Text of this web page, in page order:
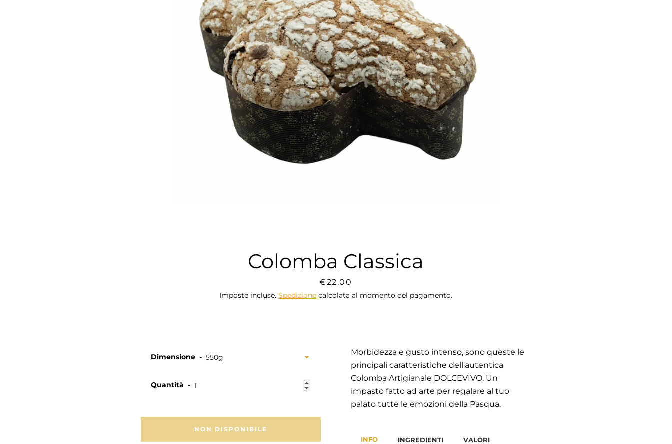
Colomba Classica
Prezzo
€22.00
Imposte incluse. Spedizionecalcolata al momento del pagamento.
Morbidezza e gusto intenso, sono queste le
principali caratteristiche dell'autentica
Colomba Artigianale DOLCEVIVO. Un
impasto fatto ad arte per regalare al tuo
palato tutte le emozioni della Pasqua.
INFO INGREDIENTI VALORI
Dimensione
Quantità
NON DISPONIBILE